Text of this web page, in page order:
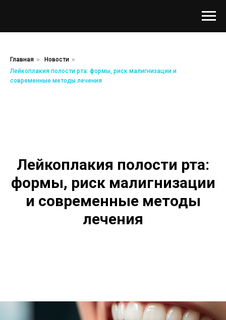
Главная » Новости »
Лейкоплакия полости рта: формы, риск малигнизации и
современные методы лечения
Лейкоплакия полости рта:
формы, риск малигнизации
и современные методы
лечения